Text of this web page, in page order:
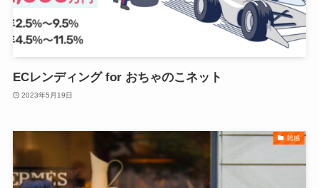
ECレンディング for おちゃのこネット
2023年5月19日
雑感